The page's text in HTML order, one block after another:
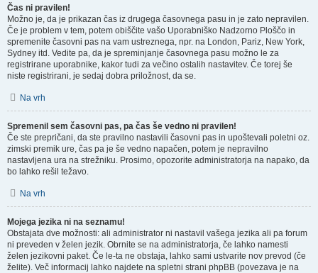
Čas ni pravilen!
Možno je, da je prikazan čas iz drugega časovnega pasu in je zato nepravilen.
Če je problem v tem, potem obiščite vašo Uporabniško Nadzorno Ploščo in
spremenite časovni pas na vam ustreznega, npr. na London, Pariz, New York,
Sydney itd. Vedite pa, da je spreminjanje časovnega pasu možno le za
registrirane uporabnike, kakor tudi za večino ostalih nastavitev. Če torej še
niste registrirani, je sedaj dobra priložnost, da se.
Na vrh
Spremenil sem časovni pas, pa čas še vedno ni pravilen!
Če ste prepričani, da ste pravilno nastavili časovni pas in upoštevali poletni oz.
zimski premik ure, čas pa je še vedno napačen, potem je nepravilno
nastavljena ura na strežniku. Prosimo, opozorite administratorja na napako, da
bo lahko rešil težavo.
Na vrh
Mojega jezika ni na seznamu!
Obstajata dve možnosti: ali administrator ni nastavil vašega jezika ali pa forum
ni preveden v želen jezik. Obrnite se na administratorja, če lahko namesti
želen jezikovni paket. Če le-ta ne obstaja, lahko sami ustvarite nov prevod (če
želite). Več informacij lahko najdete na spletni strani phpBB (povezava je na